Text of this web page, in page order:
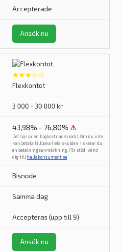
Accepterade
Ansök nu
★★★☆☆
Flexkontot
3 000 - 30 000 kr
43,98% - 76,80% ⚠
Det här är en högkostnadskredit. Om du inte
kan betala tillbaka hela skulden riskerar du
en betalningsanmärkning. För stöd, vänd
dig till hallåkonsument.se
Bisnode
Samma dag
Accepteras (upp till 9)
Ansök nu